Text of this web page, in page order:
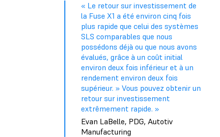
« Le retour sur investissement de
la Fuse X1 a été environ cinq fois
plus rapide que celui des systèmes
SLS comparables que nous
possédons déjà ou que nous avons
évalués, grâce à un coût initial
environ deux fois inférieur et à un
rendement environ deux fois
supérieur. » Vous pouvez obtenir un
retour sur investissement
extrêmement rapide. »
Evan LaBelle, PDG, Autotiv
Manufacturing